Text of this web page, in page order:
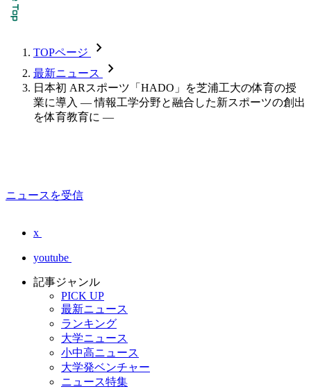
TOPページ chevron_forward
最新ニュース chevron_forward
日本初 ARスポーツ「HADO」を芝浦工大の体育の授
業に導入 — 情報工学分野と融合した新スポーツの創出
を体育教育に —
ニュースを受信
x
youtube
記事ジャンル
PICK UP
最新ニュース
ランキング
大学ニュース
小中高ニュース
大学発ベンチャー
ニュース特集